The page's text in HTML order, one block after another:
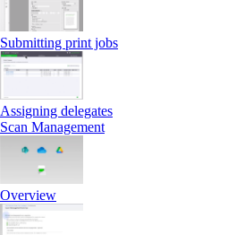
Submitting print jobs
Assigning delegates
Scan Management
Overview